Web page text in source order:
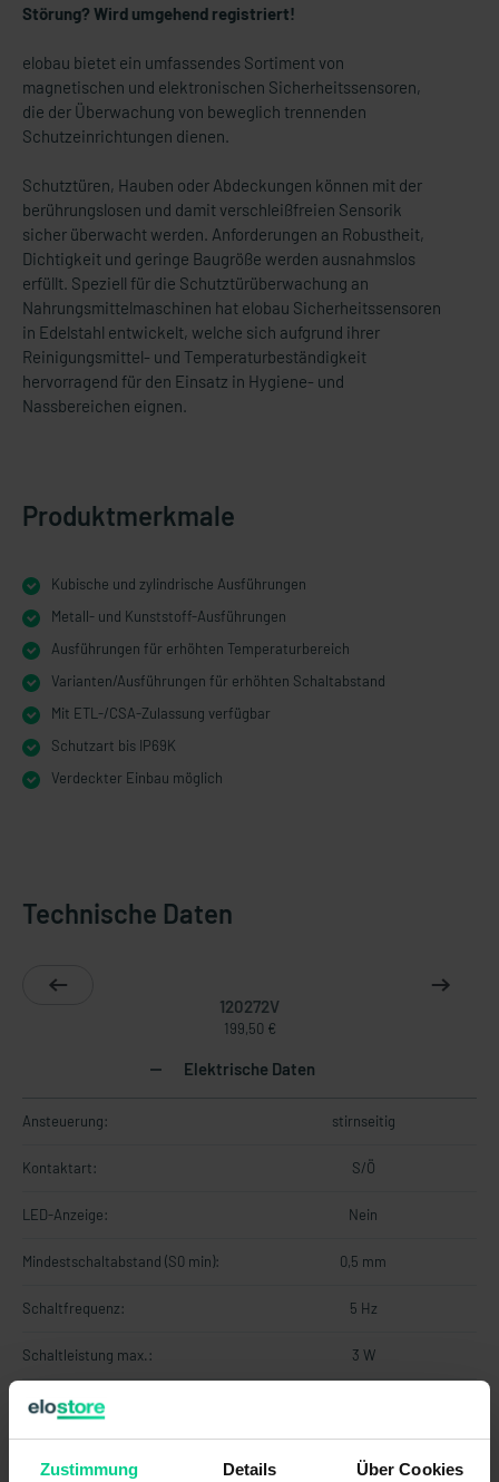
Zustimmung Details Über Cookies
Störung? Wird umgehend registriert!
elobau bietet ein umfassendes Sortiment von
magnetischen und elektronischen Sicherheitssensoren,
die der Überwachung von beweglich trennenden
Schutzeinrichtungen dienen.
Schutztüren, Hauben oder Abdeckungen können mit der
berührungslosen und damit verschleißfreien Sensorik
sicher überwacht werden. Anforderungen an Robustheit,
Dichtigkeit und geringe Baugröße werden ausnahmslos
erfüllt. Speziell für die Schutztürüberwachung an
Nahrungsmittelmaschinen hat elobau Sicherheitssensoren
in Edelstahl entwickelt, welche sich aufgrund ihrer
Reinigungsmittel- und Temperaturbeständigkeit
hervorragend für den Einsatz in Hygiene- und
Nassbereichen eignen.
Produktmerkmale
Kubische und zylindrische Ausführungen
Metall- und Kunststoff-Ausführungen
Ausführungen für erhöhten Temperaturbereich
Varianten/Ausführungen für erhöhten Schaltabstand
Mit ETL-/CSA-Zulassung verfügbar
Schutzart bis IP69K
Verdeckter Einbau möglich
Technische Daten
120272V
199,50 €
Elektrische Daten
Ansteuerung: stirnseitig
Kontaktart: S/Ö
LED-Anzeige: Nein
Mindestschaltabstand (S0 min): 0,5 mm
Schaltfrequenz: 5 Hz
Schaltleistung max.: 3 W
Schaltprinzip: